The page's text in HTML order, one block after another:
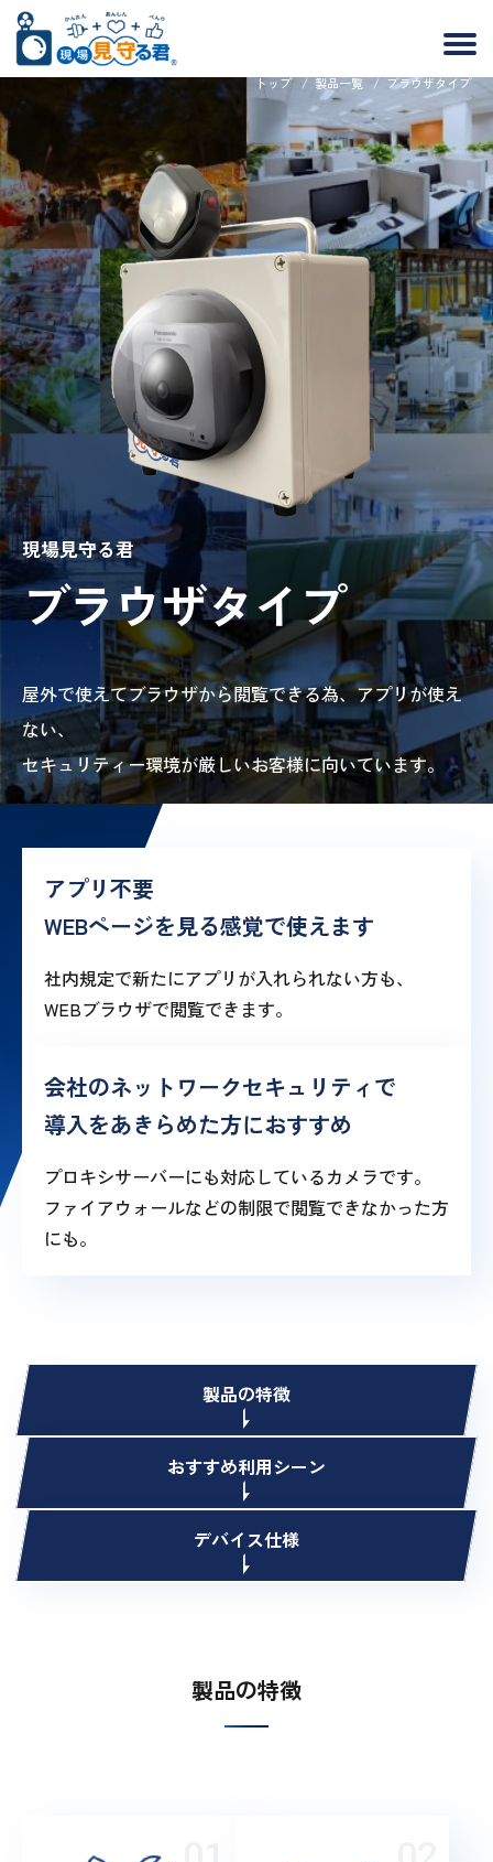
トップ / 製品一覧 / ブラウザタイプ
現場見守る君
ブラウザタイプ
屋外で使えてブラウザから閲覧できる為、アプリが使え
ない、
セキュリティー環境が厳しいお客様に向いています。
アプリ不要
WEBページを見る感覚で使えます
社内規定で新たにアプリが入れられない方も、
WEBブラウザで閲覧できます。
会社のネットワークセキュリティで
導入をあきらめた方におすすめ
プロキシサーバーにも対応しているカメラです。
ファイアウォールなどの制限で閲覧できなかった方
にも。
製品の特徴
おすすめ利用シーン
デバイス仕様
製品の特徴